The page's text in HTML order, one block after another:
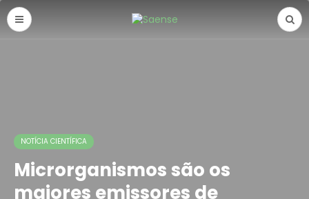
NOTÍCIA CIENTÍFICA
Microrganismos são os
maiores emissores de